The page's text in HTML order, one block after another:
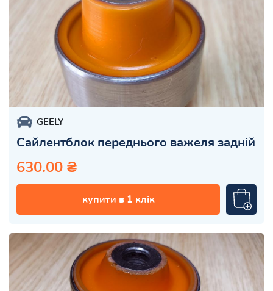
GEELY
Сайлентблок переднього важеля задній
630.00 ₴
купити в 1 клік